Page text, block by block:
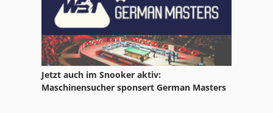
Zug Und Leitspindel Drehmaschine
Jetzt auch im Snooker aktiv:
Maschinensucher sponsert German Masters